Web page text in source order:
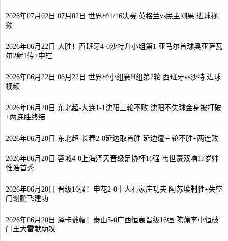
2026年07月02日 07月02日 世界杯1/16决赛 英格兰vs民主刚果 进球视
频
2026年06月22日 大胜！西班牙4-0沙特升小组第1 亚马尔首球奥亚萨瓦
尔2射1传+中柱
2026年06月22日 06月22日 世界杯小组赛H组第2轮 西班牙vs沙特 进球
视频
2026年06月20日 东北超-大连1-1沈阳三轮不败 沈阳不失球金身被打破
+两连胜终结
2026年06月20日 东北超-长春2-0延边取首胜 延边遭三轮不胜+两连败
2026年06月20日 蓉城4-0上海泽天晋级足协杯16强 韦世豪双响17岁帅
惟浩首秀
2026年06月20日 晋级16强！申花2-0十人石家庄功夫 阿苏埃制胜+失空
门谢鹏飞建功
2026年06月20日 泽卡戴帽！泰山5-0广西恒宸晋级16强 陈蒲李小恒破
门王大雷献助攻